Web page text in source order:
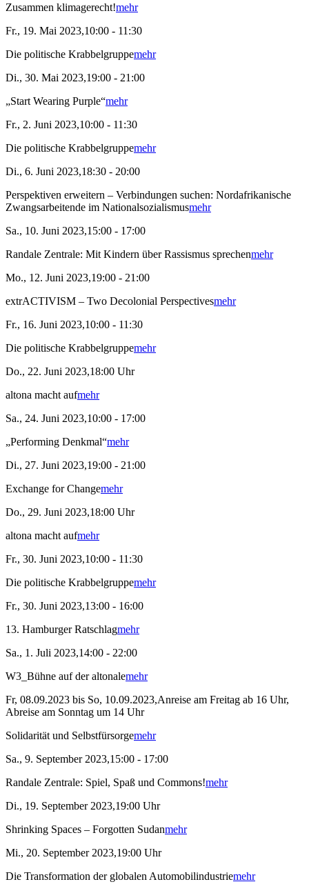
Zusammen klimagerecht!mehr
Fr., 19. Mai 2023,10:00 - 11:30
Die politische Krabbelgruppemehr
Di., 30. Mai 2023,19:00 - 21:00
„Start Wearing Purple“mehr
Fr., 2. Juni 2023,10:00 - 11:30
Die politische Krabbelgruppemehr
Di., 6. Juni 2023,18:30 - 20:00
Perspektiven erweitern – Verbindungen suchen: Nordafrikanische
Zwangsarbeitende im Nationalsozialismusmehr
Sa., 10. Juni 2023,15:00 - 17:00
Randale Zentrale: Mit Kindern über Rassismus sprechenmehr
Mo., 12. Juni 2023,19:00 - 21:00
extrACTIVISM – Two Decolonial Perspectivesmehr
Fr., 16. Juni 2023,10:00 - 11:30
Die politische Krabbelgruppemehr
Do., 22. Juni 2023,18:00 Uhr
altona macht aufmehr
Sa., 24. Juni 2023,10:00 - 17:00
„Performing Denkmal“mehr
Di., 27. Juni 2023,19:00 - 21:00
Exchange for Changemehr
Do., 29. Juni 2023,18:00 Uhr
altona macht aufmehr
Fr., 30. Juni 2023,10:00 - 11:30
Die politische Krabbelgruppemehr
Fr., 30. Juni 2023,13:00 - 16:00
13. Hamburger Ratschlagmehr
Sa., 1. Juli 2023,14:00 - 22:00
W3_Bühne auf der altonalemehr
Fr, 08.09.2023 bis So, 10.09.2023,Anreise am Freitag ab 16 Uhr,
Abreise am Sonntag um 14 Uhr
Solidarität und Selbstfürsorgemehr
Sa., 9. September 2023,15:00 - 17:00
Randale Zentrale: Spiel, Spaß und Commons!mehr
Di., 19. September 2023,19:00 Uhr
Shrinking Spaces – Forgotten Sudanmehr
Mi., 20. September 2023,19:00 Uhr
Die Transformation der globalen Automobilindustriemehr